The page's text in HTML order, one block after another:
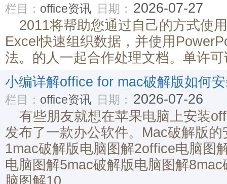
栏目： office资讯 日期： 2026-07-27
2011将帮助您通过自己的方式使
Excel快速组织数据，并使用
法。的人一起合作处理文档。单许
小编详解office for mac破解版如何
栏目： office资讯 日期： 2026-07-26
有些朋友就想在苹果电脑上安装
发布了一款办公软件。Mac破解版
1mac破解版电脑图解2office电脑图
电脑图解5mac破解版电脑图解
脑图解10